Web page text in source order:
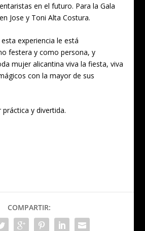
en el futuro. Para la Gala
Jose y Toni Alta Costura.
experiencia le está
festera y como persona, y
mujer alicantina viva la fiesta, viva
con la mayor de sus
y divertida.
COMPARTIR: